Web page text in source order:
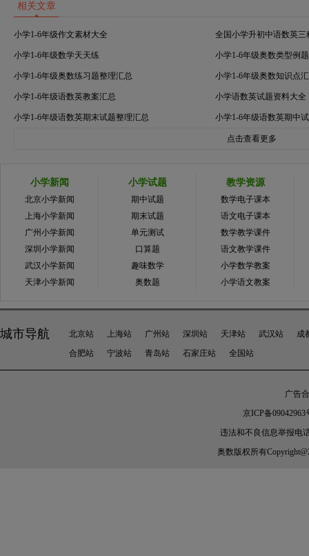
相关文章
小学1-6年级作文素材大全 全国小学升初中语数英三
小学1-6年级数学天天练 小学1-6年级奥数类型例
小学1-6年级奥数练习题整理汇总 小学1-6年级奥数知识点
小学1-6年级语数英教案汇总 小学语数英试题资料大全
小学1-6年级语数英期末试题整理汇总 小学1-6年级语数英期中
点击查看更多
小学新闻
北京小学新闻
上海小学新闻
广州小学新闻
深圳小学新闻
武汉小学新闻
天津小学新闻
小学试题
期中试题
期末试题
单元测试
口算题
趣味数学
奥数题
教学资源
数学电子课本
语文电子课本
数学教学课件
语文教学课件
小学数学教案
小学语文教案
城市导航 北京站 上海站 广州站 深圳站 天津站 武汉站
成
合肥站
宁波站 青岛站 石家庄站 全国站
广告
京ICP备09042963
违法和不良信息举报电
奥数 版权所有